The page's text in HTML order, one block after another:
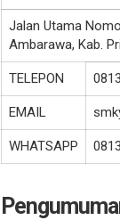
Jalan Utama
Ambarawa, Kab.
TELEPON
EMAIL
WHATSAPP